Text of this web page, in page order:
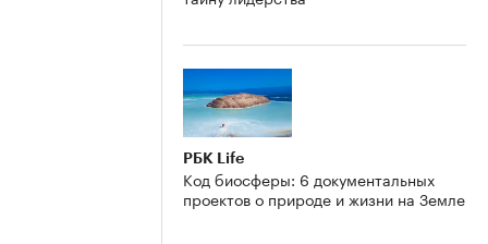
РБК Life
Код биосферы: 6 документальных
проектов о природе и жизни на Земле